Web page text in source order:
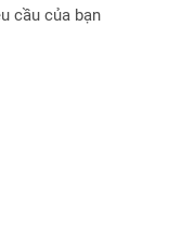
cầu của bạn